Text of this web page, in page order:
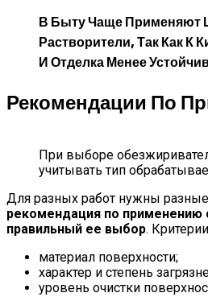
В Быту Чаще Применяют
Растворители, Так Как К
И Отделка Менее
Рекомендации По
При выборе
учитывать тип
Для разных работ нужны
рекомендация по применению
правильный ее выбор.
материал поверхности;
характер и степень
уровень очистки